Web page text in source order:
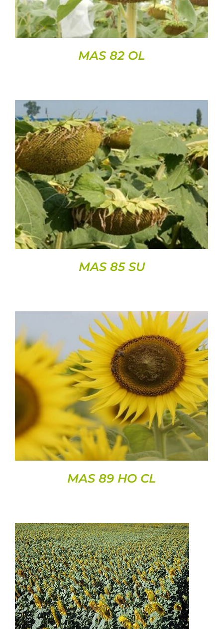
MAS 82 OL
DETAILS
MAS 85 SU
DETAILS
MAS 89 HO CL
DETAILS